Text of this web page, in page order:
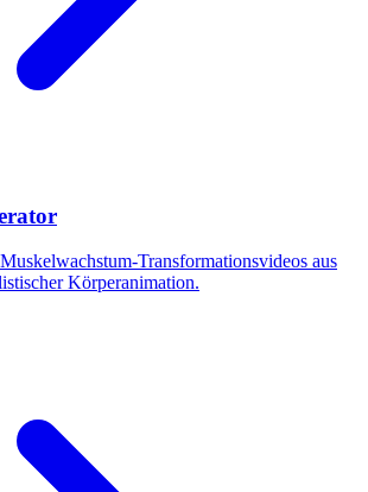
Transformationsvideos aus
Körperanimation.